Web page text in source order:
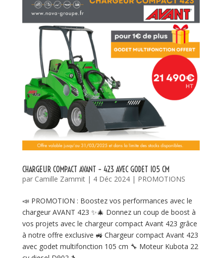
CHARGEUR COMPACT AVANT – 423 AVEC GODET 105 CM
par Camille Zammit| 4 Déc 2024| PROMOTIONS
📣 PROMOTION : Boostez vos performances avec le
chargeur AVANT 423 ✨🎄 Donnez un coup de boost à
vos projets avec le chargeur compact Avant 423 grâce
à notre offre exclusive 🚜 Chargeur compact Avant 423
avec godet multifonction 105 cm 🔧 Moteur Kubota 22